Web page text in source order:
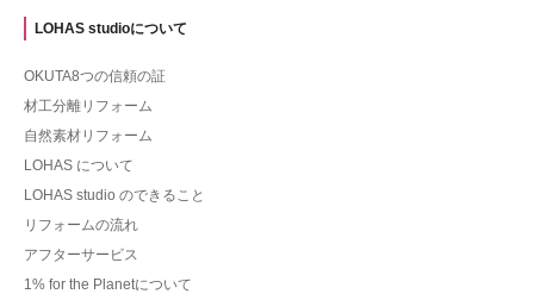
LOHAS studioについて
OKUTA8つの信頼の証
材工分離リフォーム
自然素材リフォーム
LOHAS について
LOHAS studio のできること
リフォームの流れ
アフターサービス
1% for the Planetについて